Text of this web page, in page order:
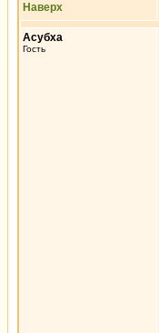
Наверх
Асубха
Гость